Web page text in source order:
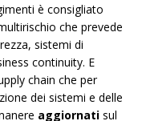
è consigliato
che prevede
sistemi di
continuity. E
chain che per
dei sistemi e delle
aggiornati sul